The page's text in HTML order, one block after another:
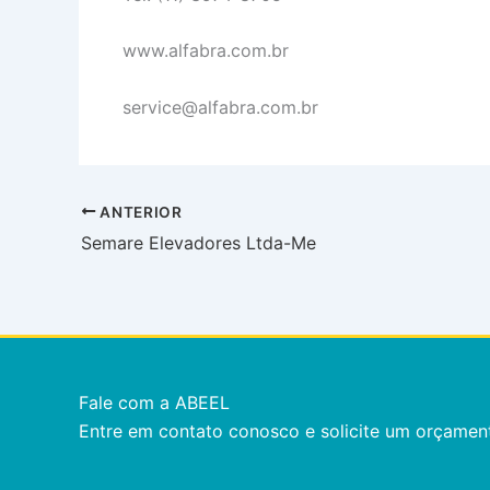
www.alfabra.com.br
service@alfabra.com.br
ANTERIOR
Semare Elevadores Ltda-Me
Fale com a ABEEL
Entre em contato conosco e solicite um